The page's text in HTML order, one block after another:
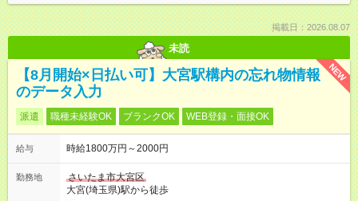
掲載日：2026.08.07
未読
NEW
【8月開始×日払い可】大宮駅構内の忘れ物情報
のデータ入力
派遣 職種未経験OK ブランクOK WEB登録・面接OK
給与 時給1800万円～2000円
勤務地
さいたま市大宮区
大宮(埼玉県)駅から徒歩